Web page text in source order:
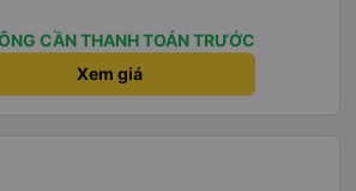
Đầu tiên, chúng tôi đi xe
chuyển sang xe giường nằm.
áo len ấm hoặc áo khoác
và chăn mền thì hơi cũ,
sạc điện thoại hoạt động
khá sạch sẽ. Chúng tôi trở về
ga B2, Lối ra 8) trên một
ngả. Xe ít rộng rãi hơn,
CẦN THANH TOÁN TRƯỚC
Xem giá